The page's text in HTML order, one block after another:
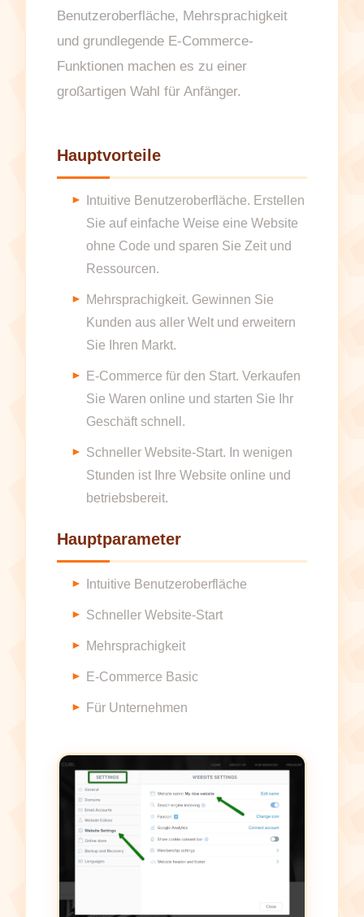
Benutzeroberfläche, Mehrsprachigkeit
und grundlegende E-Commerce-
Funktionen machen es zu einer
großartigen Wahl für Anfänger.
Hauptvorteile
Intuitive Benutzeroberfläche. Erstellen
Sie auf einfache Weise eine Website
ohne Code und sparen Sie Zeit und
Ressourcen.
Mehrsprachigkeit. Gewinnen Sie
Kunden aus aller Welt und erweitern
Sie Ihren Markt.
E-Commerce für den Start. Verkaufen
Sie Waren online und starten Sie Ihr
Geschäft schnell.
Schneller Website-Start. In wenigen
Stunden ist Ihre Website online und
betriebsbereit.
Hauptparameter
Intuitive Benutzeroberfläche
Schneller Website-Start
Mehrsprachigkeit
E-Commerce Basic
Für Unternehmen